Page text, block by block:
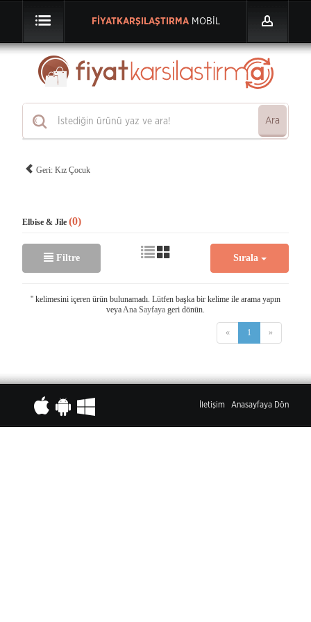
FİYATKARŞILAŞTIRMAMOBİL
Ara
Geri: Kız Çocuk
Elbise & Jile (0)
Filtre Sırala
'' kelimesini içeren ürün bulunamadı. Lütfen başka bir kelime ile arama yapın
veyaAna Sayfaya geri dönün.
« 1 »
İletişim Anasayfaya Dön